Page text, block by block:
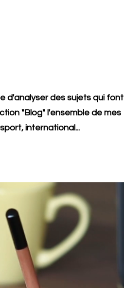
d'analyser des sujets qui font
"Blog" l'ensemble de mes
international...